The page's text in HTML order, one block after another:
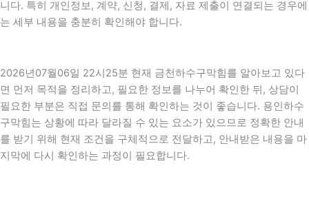
니다. 특히 개인정보, 계약, 신청, 결제, 자료 제출이 연결되는 경우에
는 세부 내용을 충분히 확인해야 합니다.
2026년07월06일 22시25분 현재 금천하수구막힘를 알아보고 있다
면 먼저 목적을 정리하고, 필요한 정보를 나누어 확인한 뒤, 상담이
필요한 부분은 직접 문의를 통해 확인하는 것이 좋습니다. 용인하수
구막힘는 상황에 따라 달라질 수 있는 요소가 있으므로 정확한 안내
를 받기 위해 현재 조건을 구체적으로 전달하고, 안내받은 내용을 마
지막에 다시 확인하는 과정이 필요합니다.